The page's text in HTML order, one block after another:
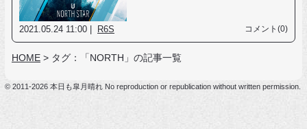
2021.05.24 11:00 | R6S コメント(0)
HOME > タグ：「NORTH」の記事一覧
© 2011-2026 本日も皐月晴れ No reproduction or republication without written permission.